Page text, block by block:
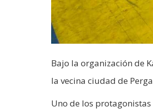
Bajo la organización de
la vecina ciudad de
Uno de los